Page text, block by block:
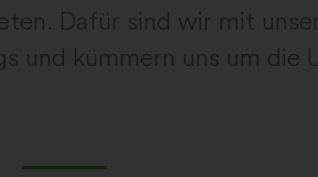
Dafür sind wir mit
und kümmern uns um die